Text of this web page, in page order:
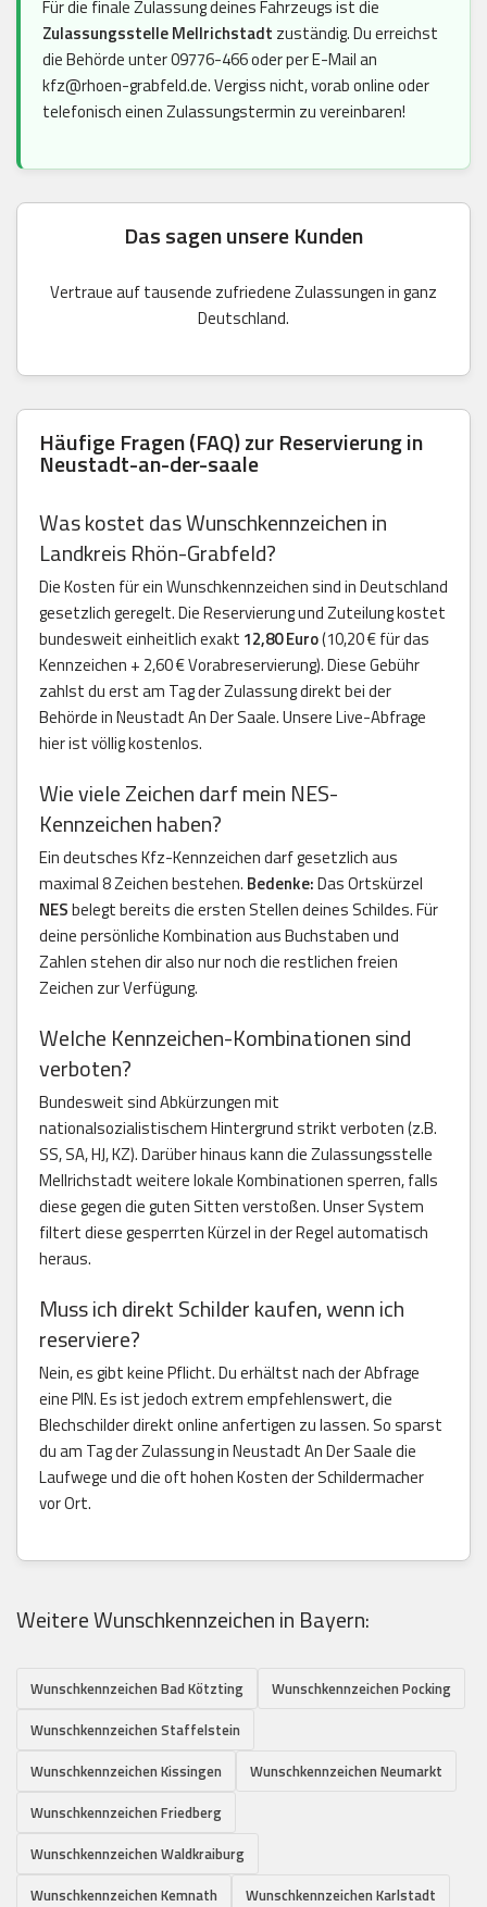
Für die finale Zulassung deines Fahrzeugs ist die
Zulassungsstelle Mellrichstadt zuständig. Du erreichst
die Behörde unter 09776-466 oder per E-Mail an
kfz@rhoen-grabfeld.de. Vergiss nicht, vorab online oder
telefonisch einen Zulassungstermin zu vereinbaren!
Das sagen unsere Kunden
Vertraue auf tausende zufriedene Zulassungen in ganz
Deutschland.
Häufige Fragen (FAQ) zur Reservierung in
Neustadt-an-der-saale
Was kostet das Wunschkennzeichen in
Landkreis Rhön-Grabfeld?
Die Kosten für ein Wunschkennzeichen sind in Deutschland
gesetzlich geregelt. Die Reservierung und Zuteilung kostet
bundesweit einheitlich exakt 12,80 Euro(10,20 € für das
Kennzeichen + 2,60 € Vorabreservierung). Diese Gebühr
zahlst du erst am Tag der Zulassung direkt bei der
Behörde in Neustadt An Der Saale. Unsere Live-Abfrage
hier ist völlig kostenlos.
Wie viele Zeichen darf mein NES-
Kennzeichen haben?
Ein deutsches Kfz-Kennzeichen darf gesetzlich aus
maximal 8 Zeichen bestehen. Bedenke:Das Ortskürzel
NESbelegt bereits die ersten Stellen deines Schildes. Für
deine persönliche Kombination aus Buchstaben und
Zahlen stehen dir also nur noch die restlichen freien
Zeichen zur Verfügung.
Welche Kennzeichen-Kombinationen sind
verboten?
Bundesweit sind Abkürzungen mit
nationalsozialistischem Hintergrund strikt verboten (z.B.
SS, SA, HJ, KZ). Darüber hinaus kann die Zulassungsstelle
Mellrichstadt weitere lokale Kombinationen sperren, falls
diese gegen die guten Sitten verstoßen. Unser System
filtert diese gesperrten Kürzel in der Regel automatisch
heraus.
Muss ich direkt Schilder kaufen, wenn ich
reserviere?
Nein, es gibt keine Pflicht. Du erhältst nach der Abfrage
eine PIN. Es ist jedoch extrem empfehlenswert, die
Blechschilder direkt online anfertigen zu lassen. So sparst
du am Tag der Zulassung in Neustadt An Der Saale die
Laufwege und die oft hohen Kosten der Schildermacher
vor Ort.
Weitere Wunschkennzeichen in Bayern:
Wunschkennzeichen Bad Kötzting
Wunschkennzeichen Pocking
Wunschkennzeichen Staffelstein
Wunschkennzeichen Kissingen
Wunschkennzeichen Neumarkt
Wunschkennzeichen Friedberg
Wunschkennzeichen Waldkraiburg
Wunschkennzeichen Kemnath
Wunschkennzeichen Karlstadt